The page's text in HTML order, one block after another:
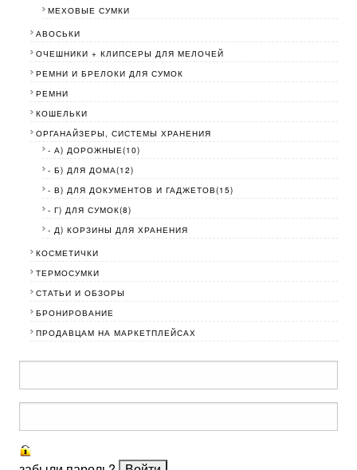
МЕХОВЫЕ СУМКИ
АВОСЬКИ
ОЧЕШНИКИ + КЛИПСЕРЫ ДЛЯ МЕЛОЧЕЙ
РЕМНИ И БРЕЛОКИ ДЛЯ СУМОК
РЕМНИ
КОШЕЛЬКИ
ОРГАНАЙЗЕРЫ, СИСТЕМЫ ХРАНЕНИЯ
- А) ДОРОЖНЫЕ(10)
- Б) ДЛЯ ДОМА(12)
- В) ДЛЯ ДОКУМЕНТОВ И ГАДЖЕТОВ(15)
- Г) ДЛЯ СУМОК(8)
- Д) КОРЗИНЫ ДЛЯ ХРАНЕНИЯ
КОСМЕТИЧКИ
ТЕРМОСУМКИ
СТАТЬИ И ОБЗОРЫ
БРОНИРОВАНИЕ
ПРОДАВЦАМ НА МАРКЕТПЛЕЙСАХ